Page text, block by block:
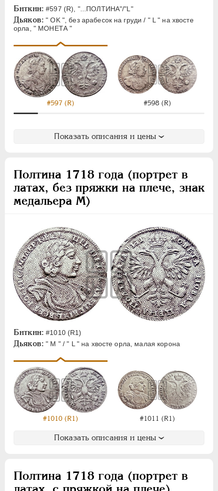
Биткин: #597 (R), "...ПОЛТИНА"/"L"
Дьяков: " OK ", без арабесок на груди / " L " на хвосте
орла, " МОНЕТА "
#597 (R) #598 (R)
Показать описания и цены
Полтина 1718 года (портрет в
латах, без пряжки на плече, знак
медальера М)
Биткин: #1010 (R1)
Дьяков: " М " / " L " на хвосте орла, малая корона
#1010 (R1) #1011 (R1)
Показать описания и цены
Полтина 1718 года (портрет в